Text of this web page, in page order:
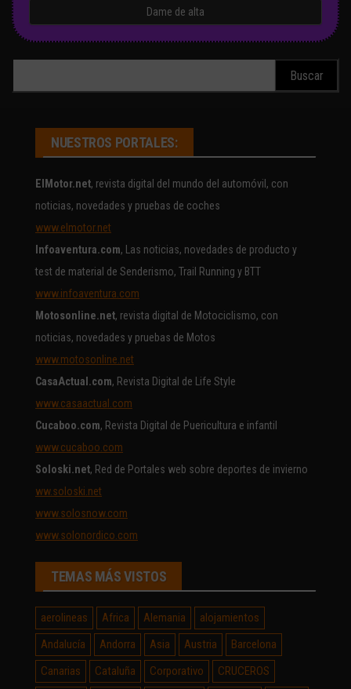
NUESTROS PORTALES:
ElMotor.net, revista digital del mundo del automóvil, con
noticias, novedades y pruebas de coches
www.elmotor.net
Infoaventura.com, Las noticias, novedades de producto y
test de material de Senderismo, Trail Running y BTT
www.infoaventura.com
Motosonline.net, revista digital de Motociclismo, con
noticias, novedades y pruebas de Motos
www.motosonline.net
CasaActual.com, Revista Digital de Life Style
www.casaactual.com
Cucaboo.com, Revista Digital de Puericultura e infantil
www.cucaboo.com
Soloski.net, Red de Portales web sobre deportes de invierno
ww.soloski.net
www.solosnow.com
www.solonordico.com
TEMAS MÁS VISTOS
aerolineas Africa Alemania
alojamientos
Andalucía
Andorra Asia Austria
Barcelona
Canarias
Cataluña Corporativo
CRUCEROS